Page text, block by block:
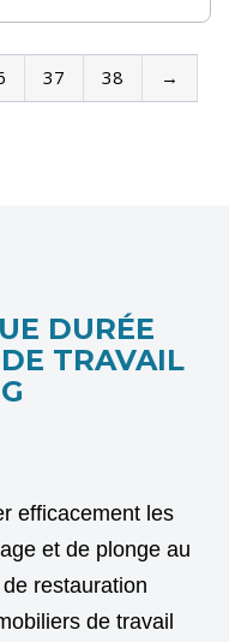
37 38 →
DURÉE
TRAVAIL
efficacement les
et de plonge au
restauration
de travail